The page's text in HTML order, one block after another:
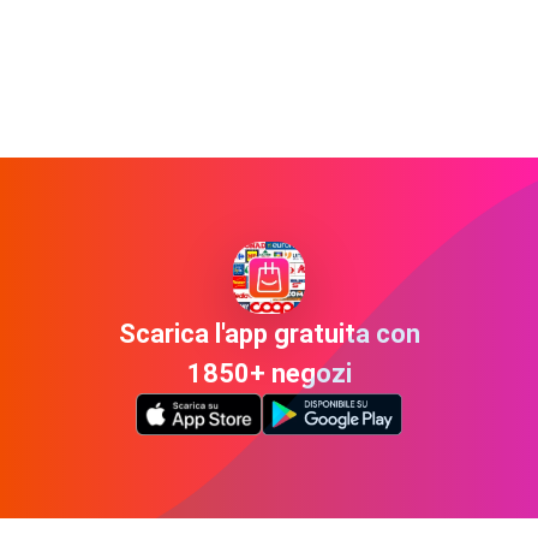
Scarica l'app gratuita con
1850+ negozi